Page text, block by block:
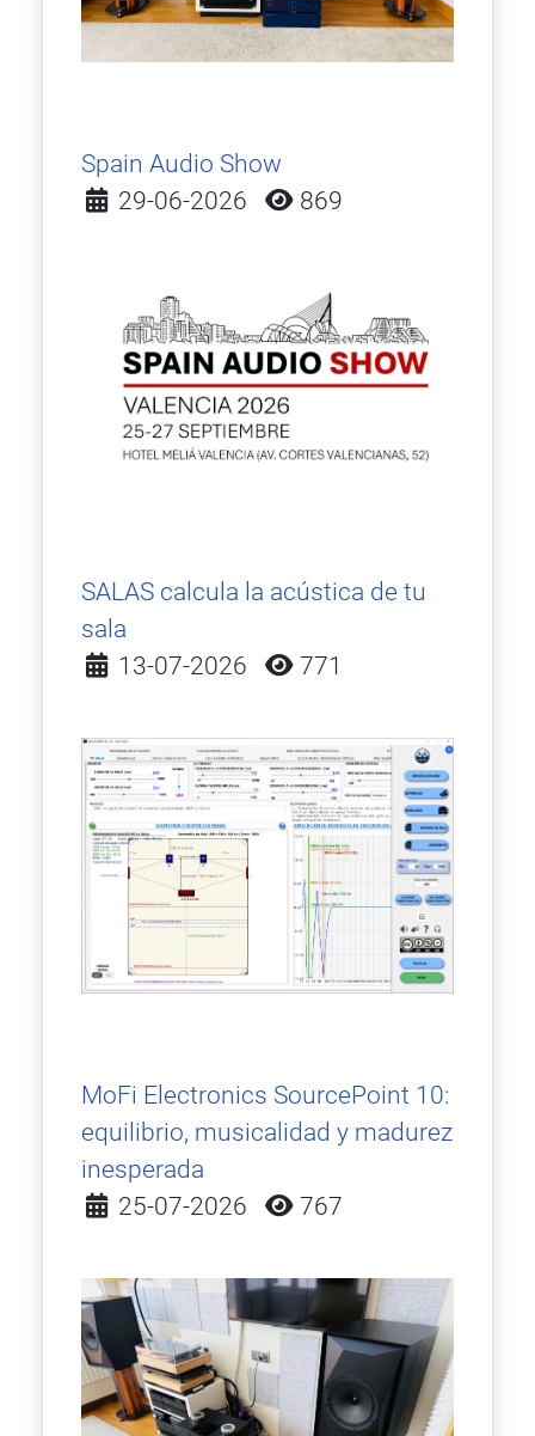
Spain Audio Show
Detalles
29-06-2026 869
SALAS calcula la acústica de tu
sala
Detalles
13-07-2026 771
MoFi Electronics SourcePoint 10:
equilibrio, musicalidad y madurez
inesperada
Detalles
25-07-2026 767